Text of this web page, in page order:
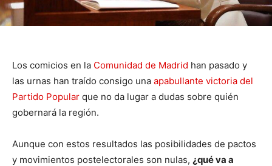
Los comicios en la Comunidad de Madrid han pasado y
las urnas han traído consigo una apabullante victoria del
Partido Popular que no da lugar a dudas sobre quién
gobernará la región.
Aunque con estos resultados las posibilidades de pactos
y movimientos postelectorales son nulas, ¿qué va a